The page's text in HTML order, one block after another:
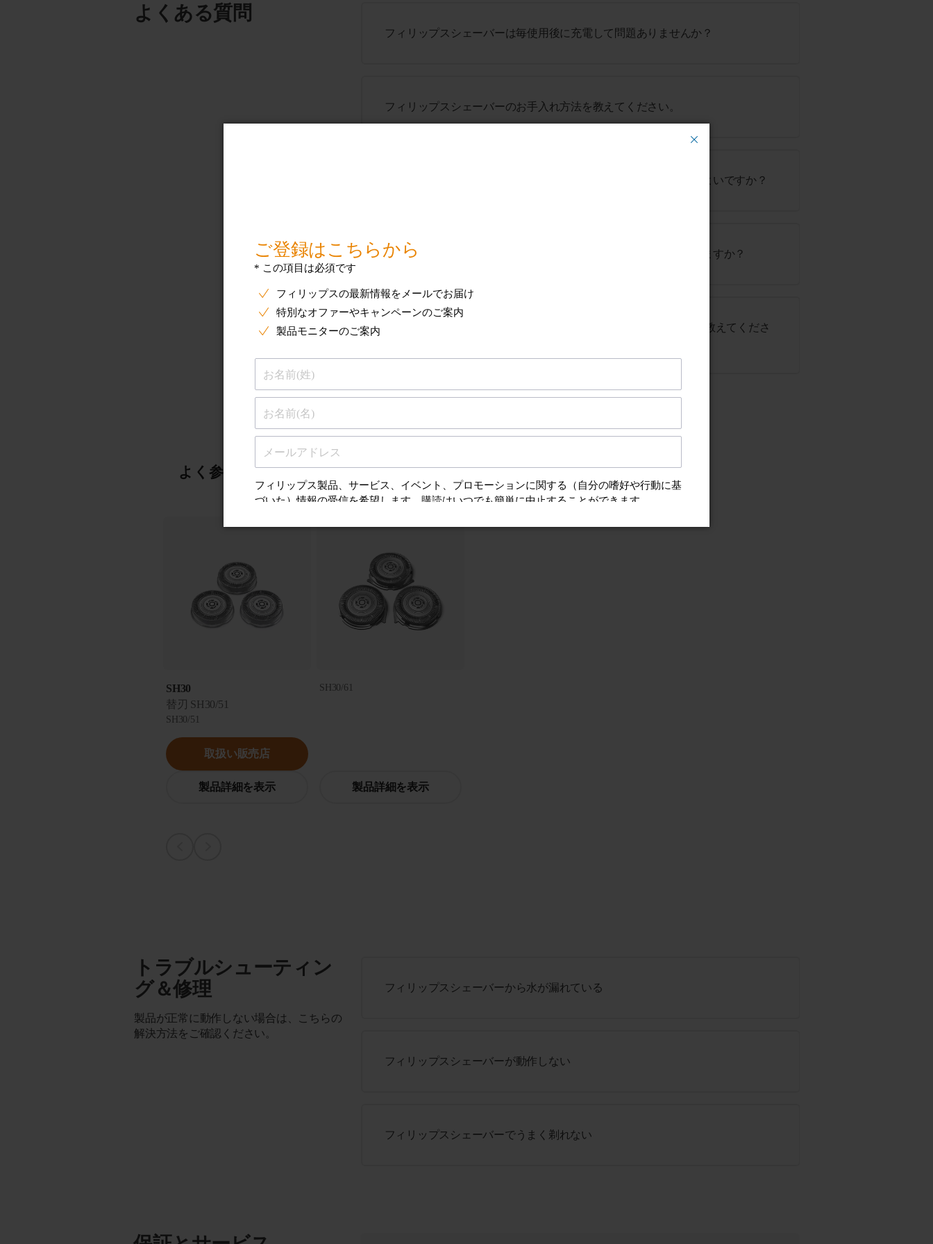
よくある質問
フィリップスシェーバーは毎使用後に充電して問題ありませんか？
フィリップスシェーバーのお手入れ方法を教えてください。
フィリップスシェーバーで最高の仕上がりを得るにはどうすればよいですか？
フィリップスグルーミング・ビューティ製品は旅行先で使用できますか？
フィリップス S1000、S3000、X3000 シェーバーのランプの意味を教えてくださ
さらに見る
よく参照されるこの製品の部品とアクセサリー
SH30
替刃 SH30/51
SH30/51
取扱い販売店
製品詳細を表示
SH30/61
製品詳細を表示
トラブルシューティン
グ＆修理
製品が正常に動作しない場合は、こちらの
解決方法をご確認ください。
フィリップスシェーバーから水が漏れている
フィリップスシェーバーが動作しない
フィリップスシェーバーでうまく剃れない